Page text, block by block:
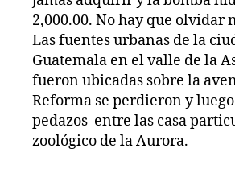
2,000.00. No hay que olvidar
Las fuentes urbanas de la
Guatemala en el valle de la
fueron ubicadas sobre la
Reforma se perdieron y
pedazos entre las casa
zoológico de la Aurora.